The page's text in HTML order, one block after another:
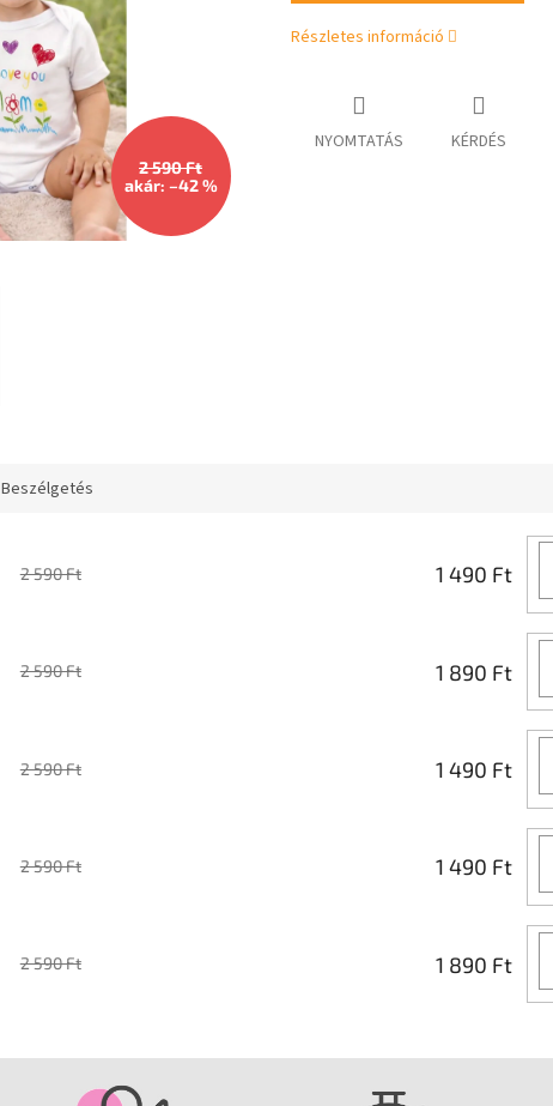
2 590 Ft
akár: –42 %
Részletes információ
NYOMTATÁS KÉRDÉS
Beszélgetés
2 590 Ft 1 490 Ft
2 590 Ft 1 890 Ft
2 590 Ft 1 490 Ft
2 590 Ft 1 490 Ft
2 590 Ft 1 890 Ft